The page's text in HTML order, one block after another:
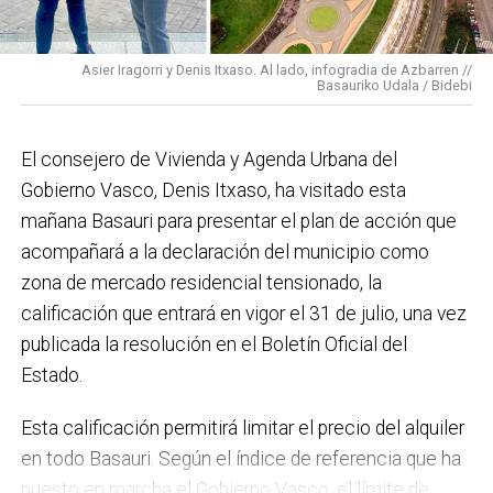
para mucho. En Medio Ambiente destacaría el
impulso para la creación de huertos urbanos,la
elaboración del Plan General de Actuación Energética,
el Plan de Acción contra el Ruido y la instalación de
régimen de autoconsumo, que hacen de Basauri un
municipio más sostenible y preparado para el futuro.
En ese sentido, estamos trabajando en acciones de
clima y energía, entre las que destacan el diseño de
una red de refugios climáticos, junto con un Plan de
Actuación ante Episodios de Altas Temperaturas,
como las que recientemente hemos sufrido.
proyecto de lanueva haurreskola que se construirá en
Sarratu, junto a Arizko Ikastola, y que es una apuesta
Asier Iragorri y Denis Itxaso. Al lado, infogradia de Azbarren //
Basauriko Udala / Bidebi
El consejero de Vivienda y Agenda Urbana del
Gobierno Vasco, Denis Itxaso, ha visitado esta
mañana Basauri para presentar el plan de acción que
acompañará a la declaración del municipio como
zona de mercado residencial tensionado, la
calificación que entrará en vigor el 31 de julio, una vez
publicada la resolución en el Boletín Oficial del
Estado.
Esta calificación permitirá limitar el precio del alquiler
en todo Basauri. Según el índice de referencia que ha